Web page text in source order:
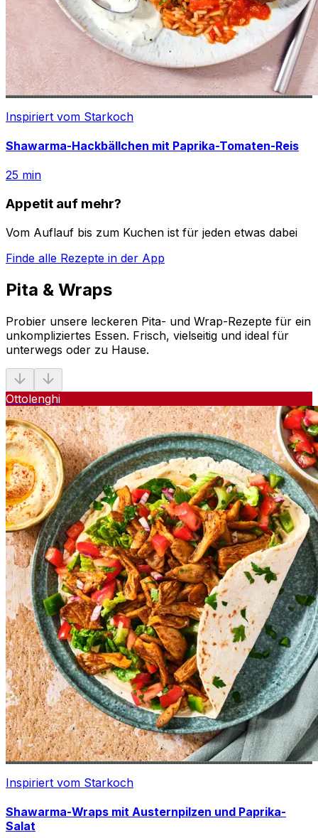
Inspiriert vom Starkoch
Shawarma-Hackbällchen mit Paprika-Tomaten-Reis
25 min
Appetit auf mehr?
Vom Auflauf bis zum Kuchen ist für jeden etwas dabei
Finde alle Rezepte in der App
Pita & Wraps
Probier unsere leckeren Pita- und Wrap-Rezepte für ein
unkompliziertes Essen. Frisch, vielseitig und ideal für
unterwegs oder zu Hause.
Ottolenghi
Inspiriert vom Starkoch
Shawarma-Wraps mit Austernpilzen und Paprika-
Salat